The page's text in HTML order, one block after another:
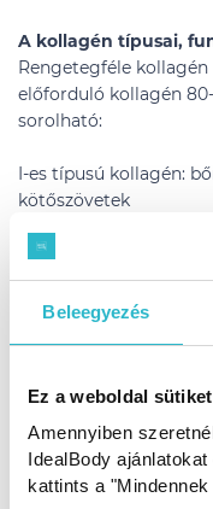
Beleegyezés
Ez a weboldal
Amennyiben
IdealBody
kattints a
A kollagén típusai,
Rengetegféle kollagén
előforduló kollagén
sorolható:
I-es típusú kollagén:
kötőszövetek
III-as típusú kollagén:
Ilyen kollagén kerül
1. hidrolizált kollagén
3. zselatin
A denaturálatlan